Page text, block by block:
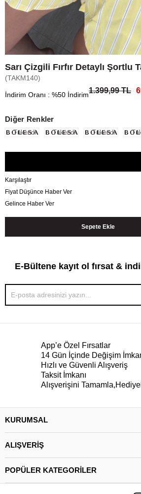
Sarı Çizgili Fırfır Detaylı Şortlu
(TAKM140)
İndirim Oranı : %50 İndirim1.399,99 TL
Diğer Renkler
Tükendi Tükendi Tükendi
Karşılaştır
Fiyat Düşünce Haber Ver
Gelince Haber Ver
E-Bültene kayıt ol fırsat &
App’e Özel Fırsatlar
14 Gün İçinde Değişim
Hızlı ve Güvenli Alışveriş
Taksit İmkanı
Alışverişini
KURUMSAL
ALIŞVERİŞ
POPÜLER KATEGORİLER